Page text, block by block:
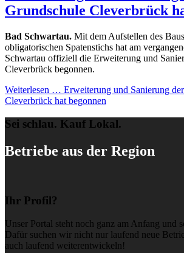
Grundschule Cleverbrück
Bad Schwartau. Mit dem Aufstellen des
obligatorischen Spatenstichs hat am
Schwartau offiziell die Erweiterung und
Cleverbrück begonnen.
Weiterlesen … Erweiterung und Sanierung
Cleverbrück hat begonnen
Sei schlau. Kauf Lokal.
Betriebe aus der Region
Ihr Profil?
Unser Portal steht noch ganz am Anfang und
Dafür suchen wir nicht nur laufend neue
auch laufend weiterentwickeln!